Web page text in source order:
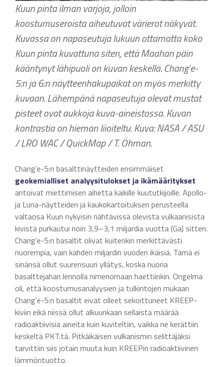
Kuun pinta ilman varjoja, jolloin
koostumuseroista aiheutuvat värierot näkyvät.
Kuvassa on napaseutuja lukuun ottamatta koko
Kuun pinta kuvattuna siten, että Maahan päin
kääntynyt lähipuoli on kuvan keskellä. Chang’e-
5:n ja 6:n näytteenhakupaikat on myös merkitty
kuvaan. Lähempänä napaseutuja olevat mustat
pisteet ovat aukkoja kuva-aineistossa. Kuvan
kontrastia on hieman liioiteltu. Kuva: NASA / ASU
/ LRO WAC / QuickMap / T. Öhman.
Chang’e-5:n basalttinäytteiden ensimmäiset
geokemialliset analyysitulokset ja ikämääritykset
antoivat miettimisen aihetta kaikille kuututkijoille. Apollo-
ja Luna-näytteiden ja kaukokartoituksen perusteella
valtaosa Kuun nykyisin nähtävissä olevista vulkaanisista
kivistä purkautui noin 3,9–3,1 miljardia vuotta (Ga) sitten.
Chang’e-5:n basaltit olivat kuitenkin merkittävästi
nuorempia, vain kahden miljardin vuoden ikäisiä. Tämä ei
sinänsä ollut suurensuuri yllätys, koska nuoria
basalttejahan lennolla nimenomaan haettiinkin. Ongelma
oli, että koostumusanalyysien ja tulkintojen mukaan
Chang’e-5:n basaltit eivät olleet sekoittuneet KREEP-
kiviin eikä niissä ollut alkuunkaan sellaista määrää
radioaktiivisia aineita kuin kuviteltiin, vaikka ne kerättiin
keskeltä PKT:tä. Pitkäikäisen vulkanismin selittäjäksi
tarvittiin siis jotain muuta kuin KREEPin radioaktiivinen
lämmöntuotto.